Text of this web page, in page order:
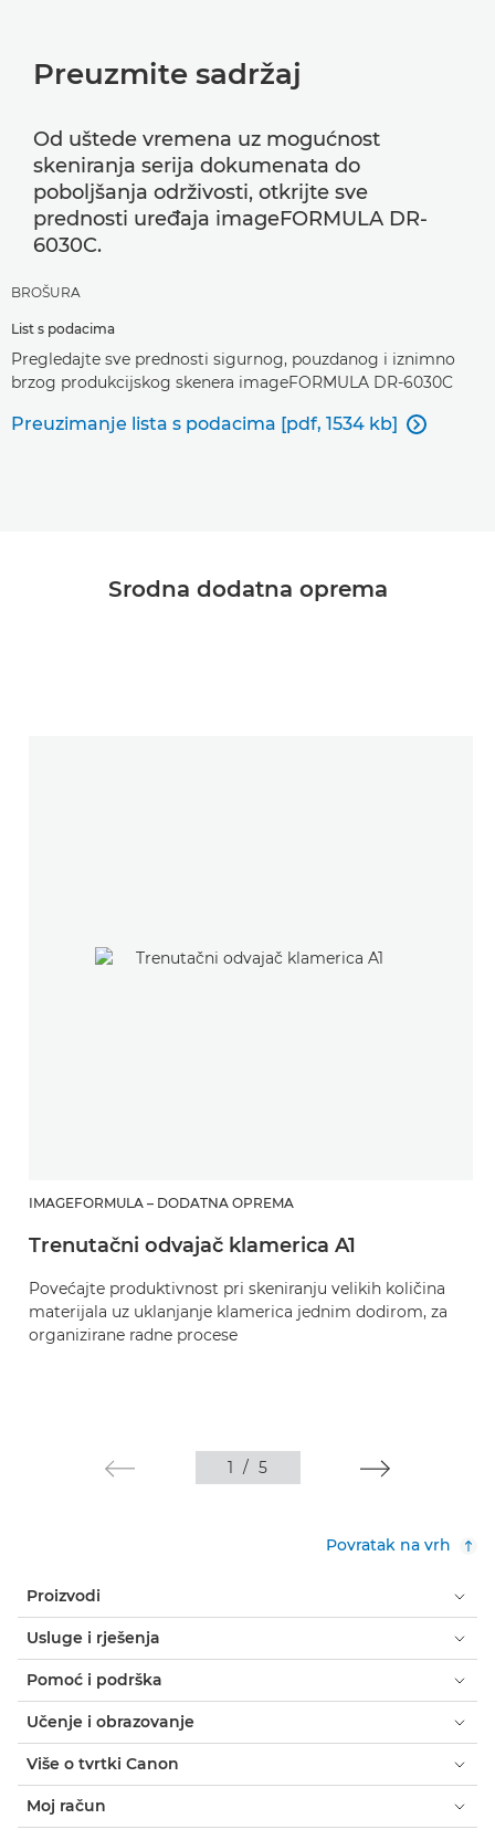
Preuzmite sadržaj
Od uštede vremena uz mogućnost
skeniranja serija dokumenata do
poboljšanja održivosti, otkrijte sve
prednosti uređaja imageFORMULA DR-
6030C.
BROŠURA
List s podacima
Pregledajte sve prednosti sigurnog, pouzdanog i iznimno
brzog produkcijskog skenera imageFORMULA DR-6030C
Preuzimanje lista s podacima [pdf, 1534 kb] 
Srodna dodatna oprema
IMAGEFORMULA – DODATNA OPREMA
Trenutačni odvajač klamerica A1
Povećajte produktivnost pri skeniranju velikih količina
materijala uz uklanjanje klamerica jednim dodirom, za
organizirane radne procese
1 / 5
Povratak na vrh
Proizvodi
Usluge i rješenja
Pomoć i podrška
Učenje i obrazovanje
Više o tvrtki Canon
Moj račun